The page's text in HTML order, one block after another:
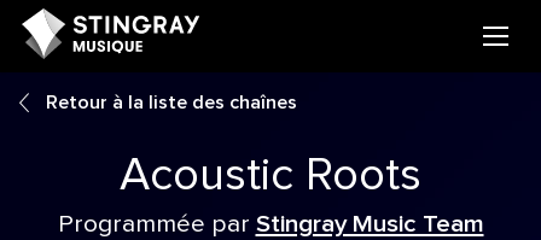
Retour à la liste des chaînes
Acoustic Roots
Programmée par Stingray Music Team